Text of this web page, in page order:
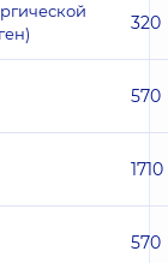
320
570
1710
570